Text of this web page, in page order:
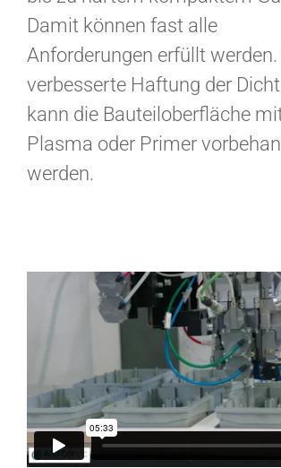
Damit können fast alle
Anforderungen erfüllt werden.
verbesserte Haftung der
kann die Bauteiloberfläche
Plasma oder Primer
werden.